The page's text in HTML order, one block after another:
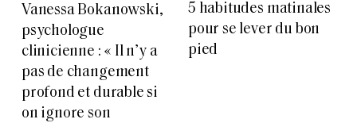
Vanessa Bokanowski,
psychologue
clinicienne : « Il n’y a
pas de changement
profond et durable si
on ignore son
5 habitudes matinales
pour se lever du bon
pied